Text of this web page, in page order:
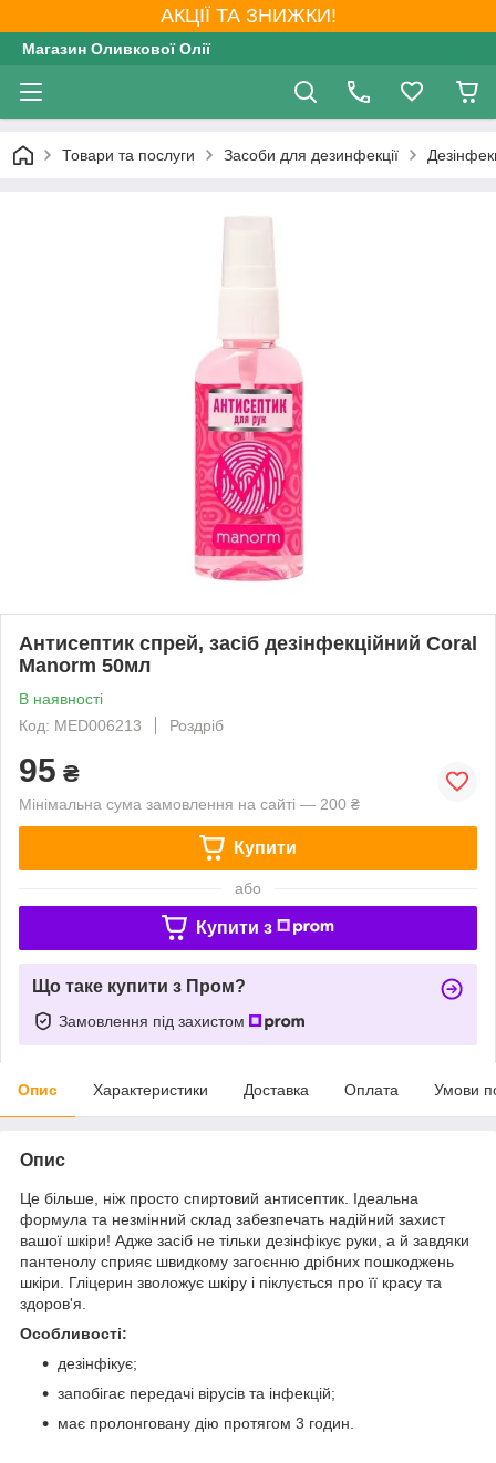
АКЦІЇ ТА ЗНИЖКИ!
Магазин Оливкової Олії
Товари та послуги Засоби для дезинфекції
Антисептик спрей, засіб дезінфекційний Coral
Manorm 50мл
В наявності
Код: MED006213
Роздріб
95 ₴
Мінімальна сума замовлення на сайті — 200 ₴
Купити
або
Купити з
Що таке купити з Пром?
Замовлення під захистом
Опис Характеристики Доставка Оплата Умови
Опис
Це більше, ніж просто спиртовий антисептик. Ідеальна
формула та незмінний склад забезпечать надійний захист
вашої шкіри! Адже засіб не тільки дезінфікує руки, а й завдяки
пантенолу сприяє швидкому загоєнню дрібних пошкоджень
шкіри. Гліцерин зволожує шкіру і піклується про її красу та
здоров'я.
Особливості:
дезінфікує;
запобігає передачі вірусів та інфекцій;
має пролонговану дію протягом 3 годин.